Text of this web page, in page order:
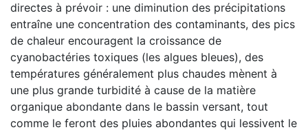
directes à prévoir : une diminution des précipitations
entraîne une concentration des contaminants, des pics
de chaleur encouragent la croissance de
cyanobactéries toxiques (les algues bleues), des
températures généralement plus chaudes mènent à
une plus grande turbidité à cause de la matière
organique abondante dans le bassin versant, tout
comme le feront des pluies abondantes qui lessivent le